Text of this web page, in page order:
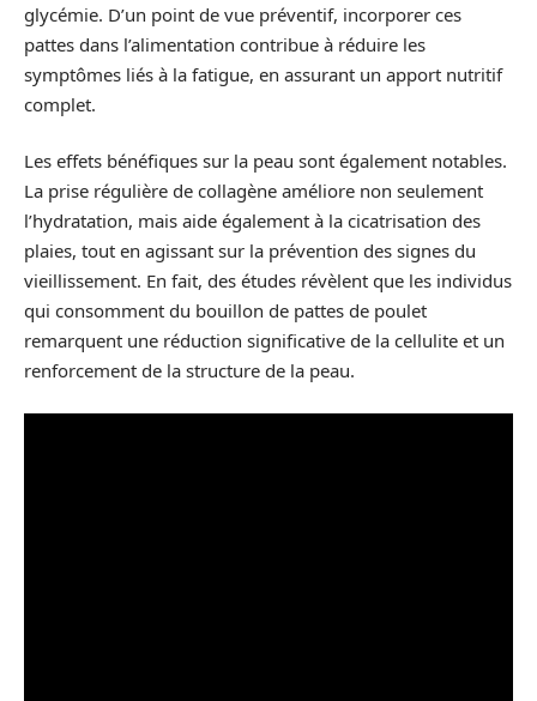
glycémie. D’un point de vue préventif, incorporer ces
pattes dans l’alimentation contribue à réduire les
symptômes liés à la fatigue, en assurant un apport nutritif
complet.
Les effets bénéfiques sur la peau sont également notables.
La prise régulière de collagène améliore non seulement
l’hydratation, mais aide également à la cicatrisation des
plaies, tout en agissant sur la prévention des signes du
vieillissement. En fait, des études révèlent que les individus
qui consomment du bouillon de pattes de poulet
remarquent une réduction significative de la cellulite et un
renforcement de la structure de la peau.